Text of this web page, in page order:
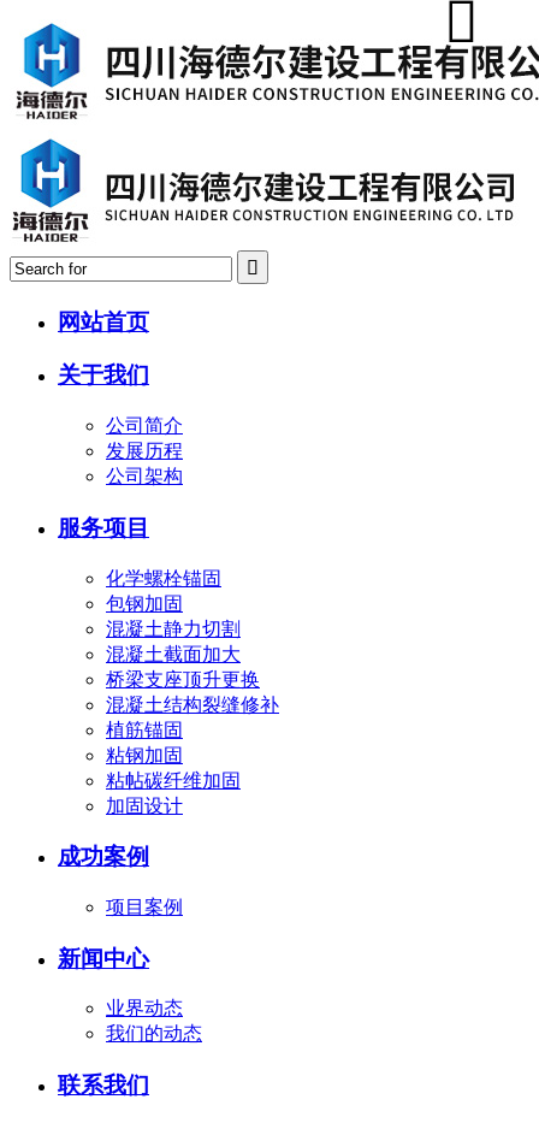
网站首页
关于我们
公司简介
发展历程
公司架构
服务项目
化学螺栓锚固
包钢加固
混凝土静力切割
混凝土截面加大
桥梁支座顶升更换
混凝土结构裂缝修补
植筋锚固
粘钢加固
粘帖碳纤维加固
加固设计
成功案例
项目案例
新闻中心
业界动态
我们的动态
联系我们